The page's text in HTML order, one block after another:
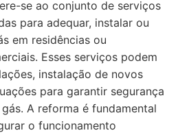
se ao conjunto de serviços
para adequar, instalar ou
em residências ou
Esses serviços podem
instalação de novos
para garantir segurança
A reforma é fundamental
o funcionamento